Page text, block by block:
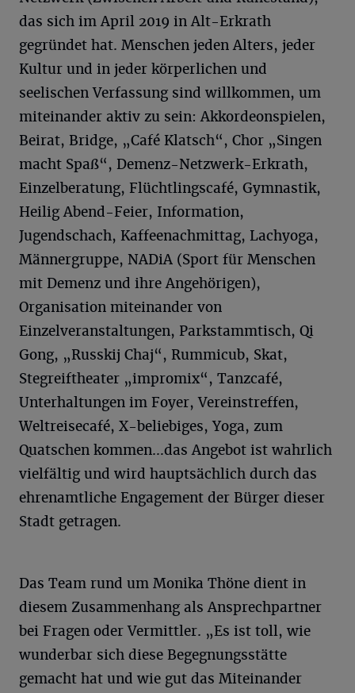
das sich im April 2019 in Alt-Erkrath
gegründet hat. Menschen jeden Alters, jeder
Kultur und in jeder körperlichen und
seelischen Verfassung sind willkommen, um
miteinander aktiv zu sein: Akkordeonspielen,
Beirat, Bridge, „Café Klatsch“, Chor „Singen
macht Spaß“, Demenz-Netzwerk-Erkrath,
Einzelberatung, Flüchtlingscafé, Gymnastik,
Heilig Abend-Feier, Information,
Jugendschach, Kaffeenachmittag, Lachyoga,
Männergruppe, NADiA (Sport für Menschen
mit Demenz und ihre Angehörigen),
Organisation miteinander von
Einzelveranstaltungen, Parkstammtisch, Qi
Gong, „Russkij Chaj“, Rummicub, Skat,
Stegreiftheater „impromix“, Tanzcafé,
Unterhaltungen im Foyer, Vereinstreffen,
Weltreisecafé, X-beliebiges, Yoga, zum
Quatschen kommen…das Angebot ist wahrlich
vielfältig und wird hauptsächlich durch das
ehrenamtliche Engagement der Bürger dieser
Stadt getragen.
Das Team rund um Monika Thöne dient in
diesem Zusammenhang als Ansprechpartner
bei Fragen oder Vermittler. „Es ist toll, wie
wunderbar sich diese Begegnungsstätte
gemacht hat und wie gut das Miteinander